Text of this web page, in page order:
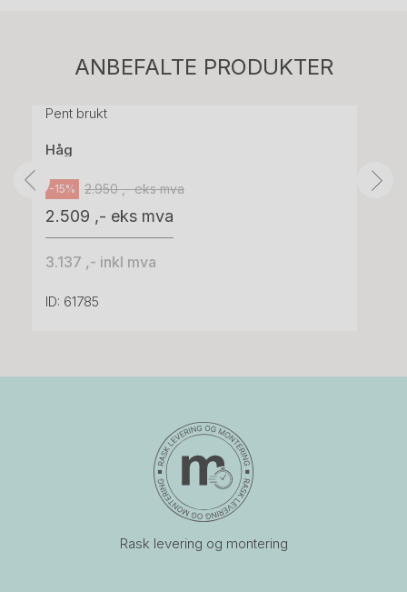
ANBEFALTE PRODUKTER
H05 5600 Swingback-armlene Mørk
Pent brukt
Håg
-15% 2.950 ,- eks mva
2.509 ,- eks mva
3.137 ,- inkl mva
ID: 61785
Rask levering og montering